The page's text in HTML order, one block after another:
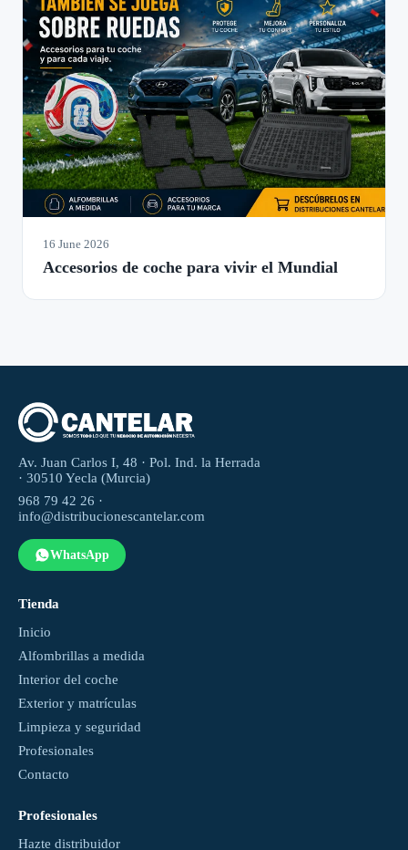
16 June 2026
Accesorios de coche para vivir el Mundial
Av. Juan Carlos I, 48 · Pol. Ind. la Herrada
· 30510 Yecla (Murcia)
968 79 42 26 ·
info@distribucionescantelar.com
WhatsApp
Tienda
Inicio
Alfombrillas a medida
Interior del coche
Exterior y matrículas
Limpieza y seguridad
Profesionales
Contacto
Profesionales
Hazte distribuidor